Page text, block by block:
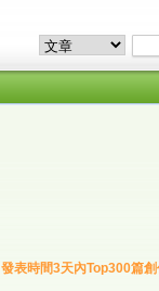
發表時間3天內Top300篇